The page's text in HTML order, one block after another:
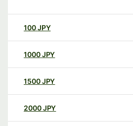
100JPY
1000JPY
1500JPY
2000JPY